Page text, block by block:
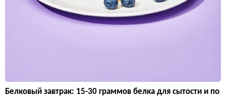
Белковый завтрак: 15-30 граммов белка для сытости и по